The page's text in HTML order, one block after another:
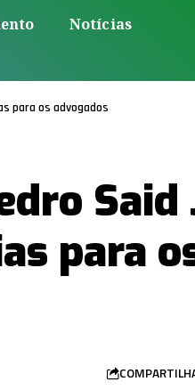
Notícias
para os advogados
para